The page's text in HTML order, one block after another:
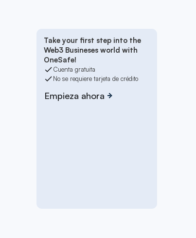
Take your first step into the
Web3 Busineses world with
OneSafe!
Cuenta gratuita
No se requiere tarjeta de crédito
Empieza ahora